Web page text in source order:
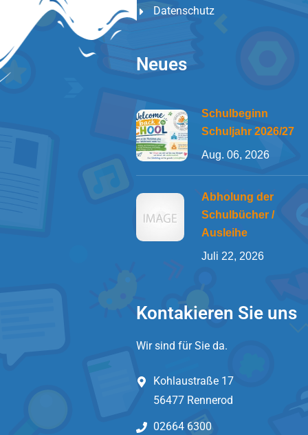
Datenschutz
Neues
Schulbeginn
Schuljahr 2026/27
Aug. 06, 2026
Abholung der
Schulbücher /
Ausleihe
Juli 22, 2026
Kontakieren Sie uns
Wir sind für Sie da.
Kohlaustraße 17
56477 Rennerod
02664 6300